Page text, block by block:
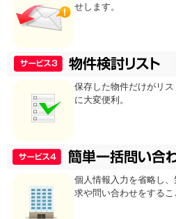
せします。
保存した物件だけがリ
に大変便利。
個人情報入力を省略し
求や問い合わせをするこ